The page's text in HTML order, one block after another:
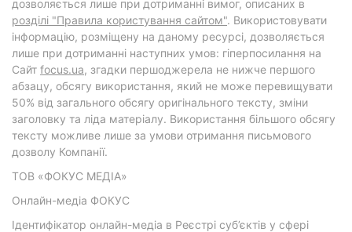
дозволяється лише при дотриманні вимог, описаних в
розділі "Правила користування сайтом". Використовувати
інформацію, розміщену на даному ресурсі, дозволяється
лише при дотриманні наступних умов: гіперпосилання на
Cайт focus.ua, згадки першоджерела не нижче першого
абзацу, обсягу використання, який не може перевищувати
50% від загального обсягу оригінального тексту, зміни
заголовку та ліда матеріалу. Використання більшого обсягу
тексту можливе лише за умови отримання письмового
дозволу Компанії.
ТОВ «ФОКУС МЕДІА»
Онлайн-медіа ФОКУС
Ідентифікатор онлайн-медіа в Реєстрі суб’єктів у сфері